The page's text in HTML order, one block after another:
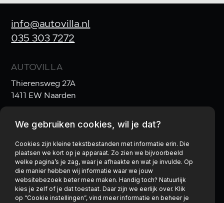
info@autovilla.nl
035 303 7272
AUTOVILLA
Thierensweg 27A
1411 EW Naarden
OPENINGSTIJDEN
Ma t/m Vr: 10:00–17:30
Za:10:00–17:00& Zo:gesloten
Privacy policy
We gebruiken cookies, wil je dat?
Cookies zijn kleine tekstbestanden met informatie erin. Die
plaatsen we kort op je apparaat. Zo zien we bijvoorbeeld
welke pagina’s je zag, waar je afhaakte en wat je invulde. Op
die manier hebben wij informatie waar we jouw
websitebezoek beter mee maken. Handig toch? Natuurlijk
kies je zelf of je dat toestaat. Daar zijn we eerlijk over. Klik
op “Cookie instellingen”, vind meer informatie en beheer je